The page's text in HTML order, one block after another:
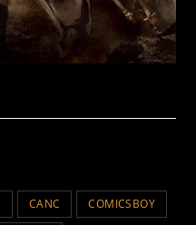
CANC COMICSBOY